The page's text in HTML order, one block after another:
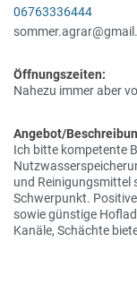
06763336444
Öffnungszeiten:
Nahezu immer aber
Angebot/
Ich bitte kompetente
und Reinigungsmittel
Schwerpunkt.
sowie günstige
Kanäle, Schächte